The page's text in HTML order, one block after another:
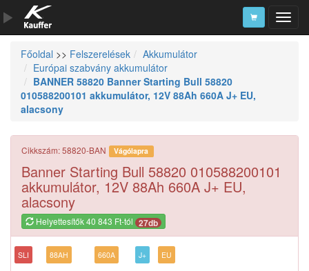
Szerszámkatalógus
Kosár
Alkatrészek
Főoldal >> Felszerelések
Akkumulátor
Európai szabvány akkumulátor
BANNER 58820 Banner Starting Bull 58820
010588200101 akkumulátor, 12V 88Ah 660A J+ EU,
alacsony
Cikkszám: 58820-BAN Vágólapra
Banner Starting Bull 58820 010588200101
akkumulátor, 12V 88Ah 660A J+ EU,
alacsony
Helyettesítők 40 843 Ft-tól 27db
SLI 88AH 660A J+ EU